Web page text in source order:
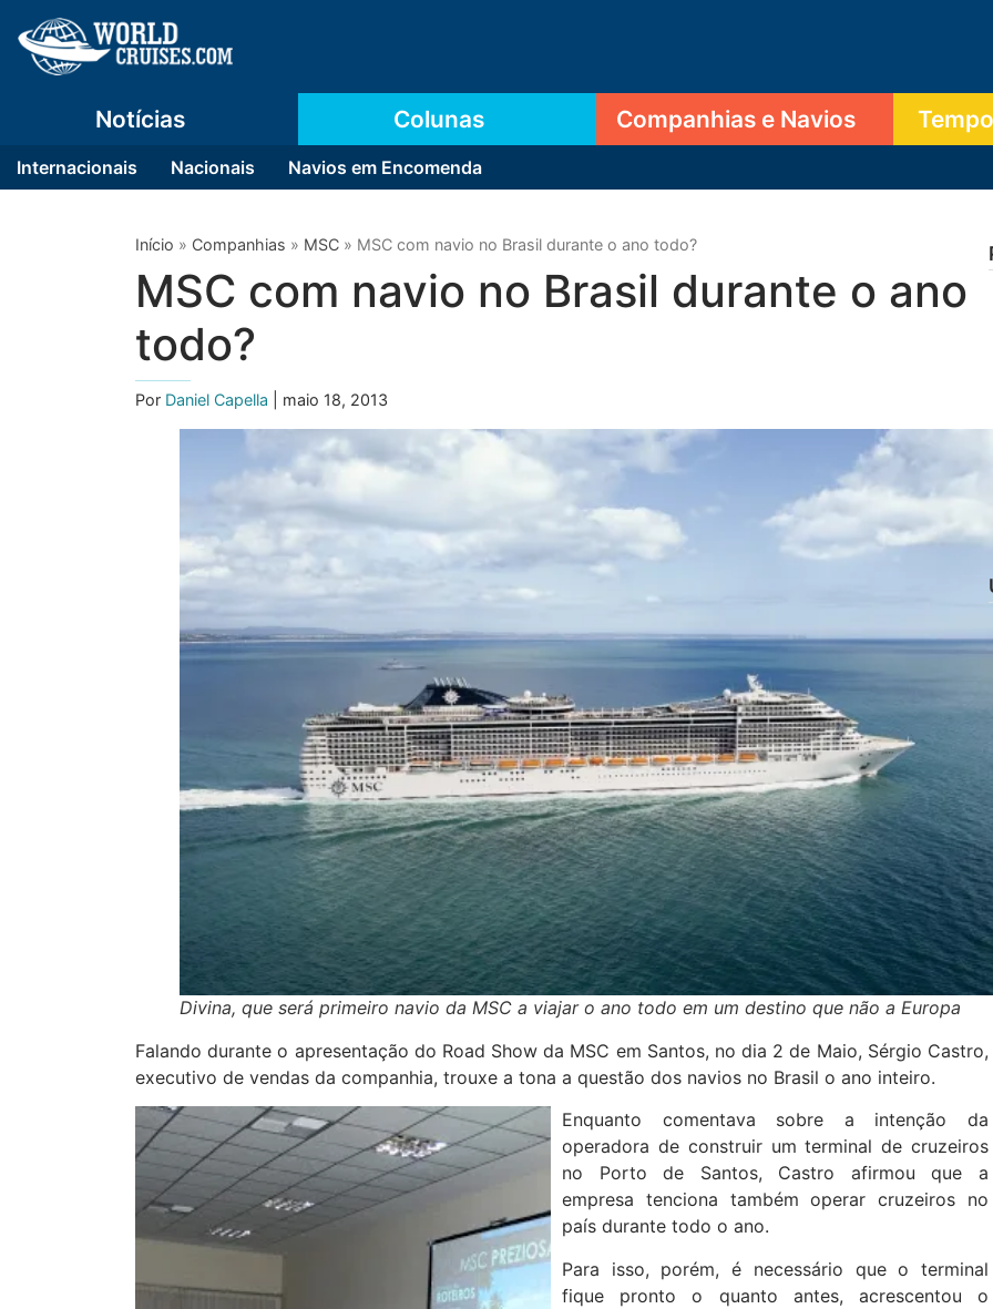
Notícias
Internacionais Nacionais Navios em Encomenda
Colunas Companhias e Navios
Início » Companhias » MSC » MSC com navio no Brasil durante o ano todo?
MSC com navio no Brasil durante o ano
todo?
Por Daniel Capella | maio 18, 2013
Divina, que será primeiro navio da MSC a viajar o ano todo em um destino que não a Europa
Falando durante o apresentação do Road Show da MSC em Santos, no dia 2 de Maio, Sérgio Castro,
executivo de vendas da companhia, trouxe a tona a questão dos navios no Brasil o ano inteiro.
Enquanto comentava sobre a intenção da
operadora de construir um terminal de cruzeiros
no Porto de Santos, Castro afirmou que a
empresa tenciona também operar cruzeiros no
país durante todo o ano.
Para isso, porém, é necessário que o terminal
fique pronto o quanto antes, acrescentou o